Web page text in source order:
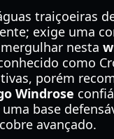
traiçoeiras
exige uma
nesta
como
porém
Windrose
base
avançado.